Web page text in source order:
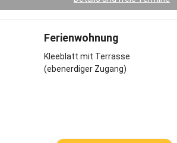
Ferienwohnung
Kleeblatt mit Terrasse
(ebenerdiger Zugang)